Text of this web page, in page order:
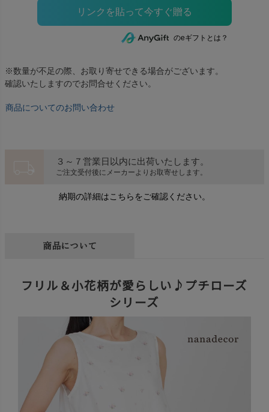
のeギフトとは？
※数量が不足の際、お取り寄せできる場合がございます。
確認いたしますのでお問合せください。
商品についてのお問い合わせ
３～７営業日以内に出荷いたします。
ご注文受付後にメーカーよりお取寄せします。
納期の詳細はこちらをご確認ください。
商品について
フリル＆小花柄が愛らしい♪プチローズ
シリーズ